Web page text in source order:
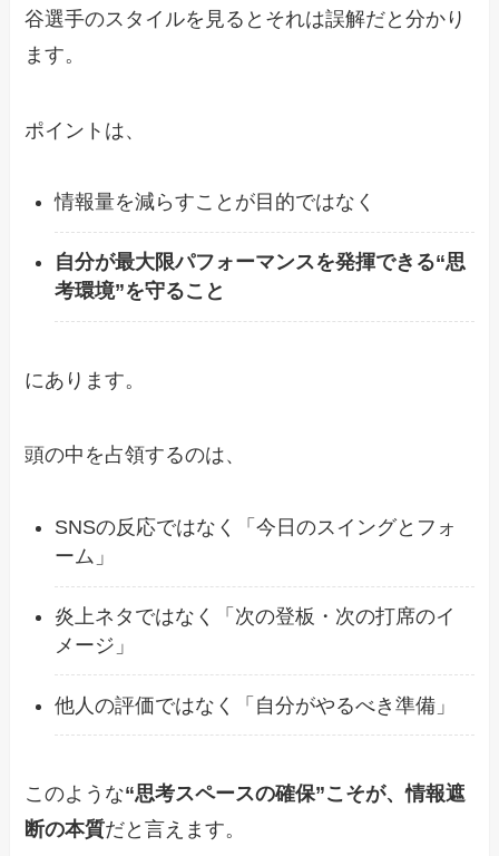
谷選手のスタイルを見るとそれは誤解だと分かり
ます。
ポイントは、
情報量を減らすことが目的ではなく
自分が最大限パフォーマンスを発揮できる“思
考環境”を守ること
にあります。
頭の中を占領するのは、
SNSの反応ではなく「今日のスイングとフォ
ーム」
炎上ネタではなく「次の登板・次の打席のイ
メージ」
他人の評価ではなく「自分がやるべき準備」
このような“思考スペースの確保”こそが、情報遮
断の本質だと言えます。